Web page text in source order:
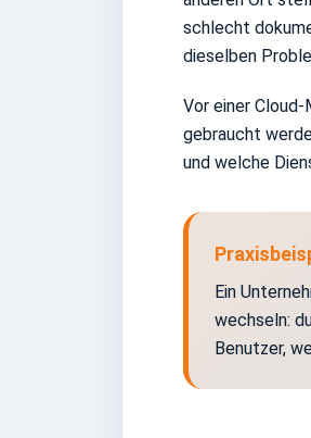
schlecht
dieselben
Vor einer
gebraucht
und welche
Ein
wechseln:
Benutzer,